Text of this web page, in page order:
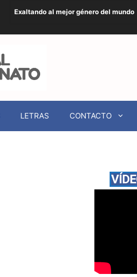
Exaltando al mejor género del mundo
LETRAS CONTACTO